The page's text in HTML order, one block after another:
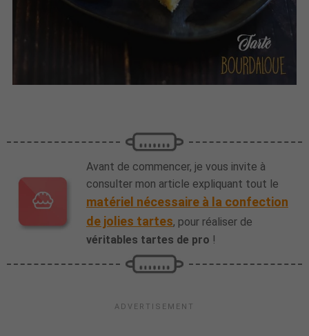
Avant de commencer, je vous invite à
consulter mon article expliquant tout le
matériel nécessaire à la confection
de jolies tartes, pour réaliser de
véritables tartes de pro !